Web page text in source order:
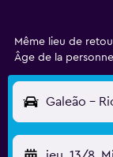
Même lieu de
Âge de la
Galeão -